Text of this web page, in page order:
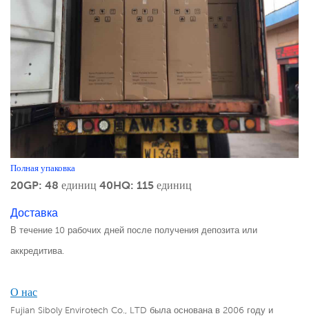
Полная упаковка
20GP: 48 единиц 40HQ: 115 единиц
Доставка
В течение 10 рабочих дней после получения депозита или
аккредитива.
О нас
Fujian Siboly Envirotech Co., LTD была основана в 2006 году и